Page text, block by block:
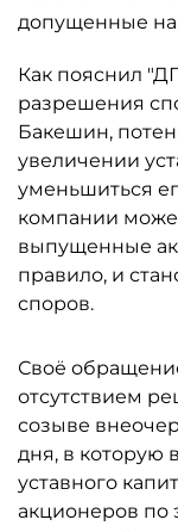
допущенные
Как пояснил
разрешения
Бакешин,
увеличении
уменьшиться
компании
выпущенные
правило, и
споров.
Своё
отсутствием
созыве
дня, в которую
уставного
акционеров по